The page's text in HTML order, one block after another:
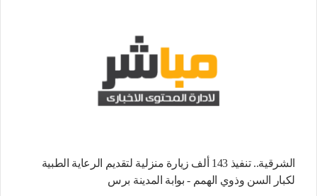
الشرقية.. تنفيذ 143 ألف زيارة منزلية لتقديم الرعاية الطبية
لكبار السن وذوي الهمم - بوابة المدينة برس